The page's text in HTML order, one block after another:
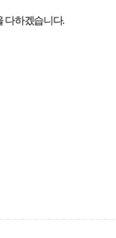
다하겠습니다.